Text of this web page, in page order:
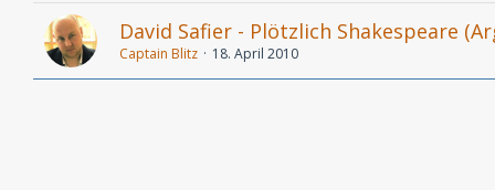
David Safier - Plötzlich Shakespeare
Captain Blitz 18. April 2010